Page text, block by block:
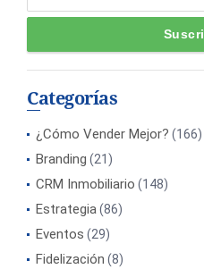
Categorías
¿Cómo Vender Mejor? (166)
Branding (21)
CRM Inmobiliario (148)
Estrategia(86)
Eventos (29)
Fidelización (8)